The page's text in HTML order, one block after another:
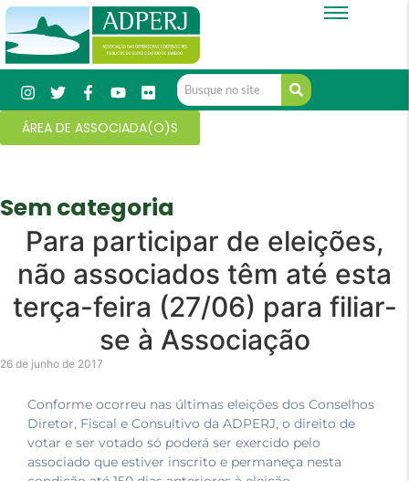
ÁREA DE ASSOCIADA(O)S
Sem categoria
Para participar de eleições,
não associados têm até esta
terça-feira (27/06) para filiar-
se à Associação
26 de junho de 2017
Conforme ocorreu nas últimas eleições dos Conselhos
Diretor, Fiscal e Consultivo da ADPERJ, o direito de
votar e ser votado só poderá ser exercido pelo
associado que estiver inscrito e permaneça nesta